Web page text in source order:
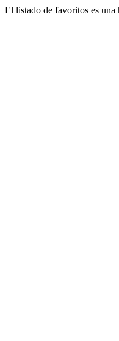
El listado de favoritos es una